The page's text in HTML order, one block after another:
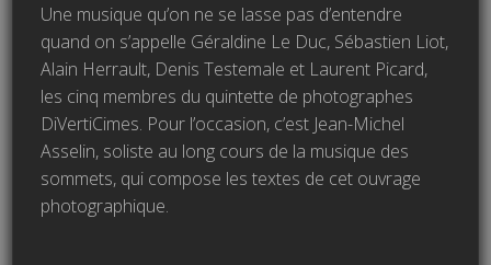
Une musique qu’on ne se lasse pas d’entendre
quand on s’appelle Géraldine Le Duc, Sébastien Liot,
Alain Herrault, Denis Testemale et Laurent Picard,
les cinq membres du quintette de photographes
DiVertiCimes. Pour l’occasion, c’est Jean-Michel
Asselin, soliste au long cours de la musique des
sommets, qui compose les textes de cet ouvrage
photographique.